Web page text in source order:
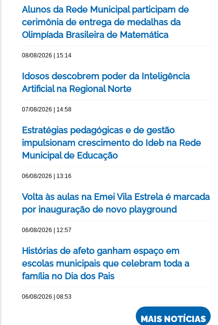
Alunos da Rede Municipal participam de
cerimônia de entrega de medalhas da
Olimpíada Brasileira de Matemática
08/08/2026 | 15:14
Idosos descobrem poder da Inteligência
Artificial na Regional Norte
07/08/2026 | 14:58
Estratégias pedagógicas e de gestão
impulsionam crescimento do Ideb na Rede
Municipal de Educação
06/08/2026 | 13:16
Volta às aulas na Emei Vila Estrela é marcada
por inauguração de novo playground
06/08/2026 | 12:57
Histórias de afeto ganham espaço em
escolas municipais que celebram toda a
família no Dia dos Pais
06/08/2026 | 08:53
MAIS NOTÍCIAS